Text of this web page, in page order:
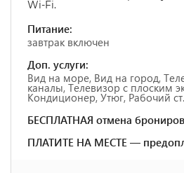
Wi-Fi.
Питание:
завтрак включен
Доп. услуги:
Вид на море, Вид на город,
каналы, Телевизор с плоским
Кондиционер, Утюг, Рабочий
БЕСПЛАТНАЯ отмена
ПЛАТИТЕ НА МЕСТЕ —